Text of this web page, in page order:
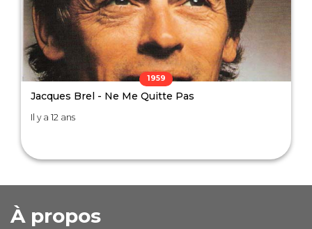
1959
Jacques Brel - Ne Me Quitte Pas
Il y a 12 ans
À propos